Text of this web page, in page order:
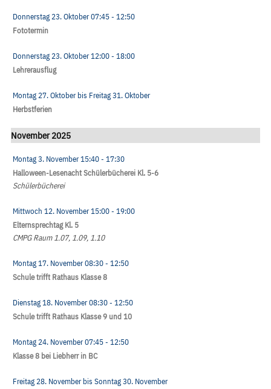
Donnerstag 23. Oktober07:45- 12:50
Fototermin
Donnerstag 23. Oktober12:00- 18:00
Lehrerausflug
Montag 27. Oktoberbis Freitag 31. Oktober
Herbstferien
November 2025
Montag 3. November15:40- 17:30
Halloween-Lesenacht Schülerbücherei Kl. 5-6
Schülerbücherei
Mittwoch 12. November15:00- 19:00
Elternsprechtag Kl. 5
CMPG Raum 1.07, 1.09, 1.10
Montag 17. November08:30- 12:50
Schule trifft Rathaus Klasse 8
Dienstag 18. November08:30- 12:50
Schule trifft Rathaus Klasse 9 und 10
Montag 24. November07:45- 12:50
Klasse 8 bei Liebherr in BC
Freitag 28. Novemberbis Sonntag 30. November